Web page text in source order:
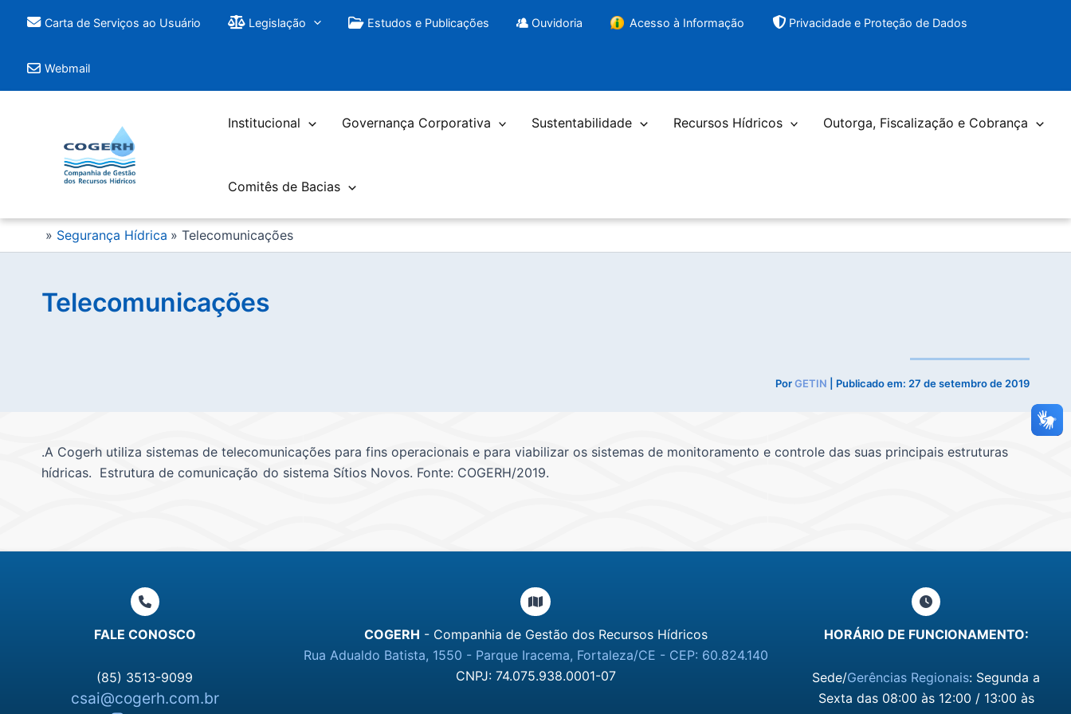
conteúdo
Carta de Serviços ao Usuário Legislação Estudos e Publicações Ouvidoria Acesso à Informação Privacidade e Proteção de Dados
Webmail
Institucional Governança Corporativa Sustentabilidade Recursos Hídricos Outorga, Fiscalização e Cobrança
Comitês de Bacias
Segurança Hídrica Telecomunicações
Telecomunicações
PorGETIN | Publicado em: 27 de setembro de 2019
.A Cogerh utiliza sistemas de telecomunicações para fins operacionais e para viabilizar os sistemas de monitoramento e controle das suas principais estruturas
hídricas. Estrutura de comunicação do sistema Sítios Novos. Fonte: COGERH/2019.
FALE CONOSCO
(85) 3513-9099
csai@cogerh.com.br
COGERH - Companhia de Gestão dos Recursos Hídricos
Rua Adualdo Batista, 1550 - Parque Iracema, Fortaleza/CE - CEP: 60.824.140
CNPJ: 74.075.938.0001-07
HORÁRIO DE FUNCIONAMENTO:
Sede/Gerências Regionais: Segunda a
Sexta das 08:00 às 12:00 / 13:00 às